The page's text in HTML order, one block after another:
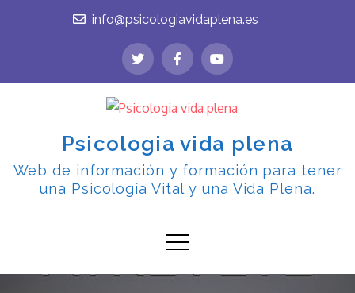
info@psicologiavidaplena.es
Psicologia vida plena
Web de información y formación para tener
una Psicología Vital y una Vida Plena.